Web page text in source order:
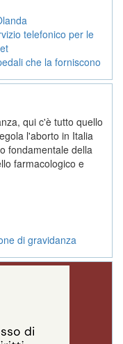
telefonico per le
che la forniscono
qui c'è tutto quello
l'aborto in Italia
fondamentale della
farmacologico e
di gravidanza